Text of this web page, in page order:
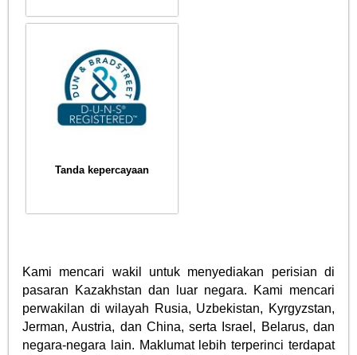
Tanda kepercayaan
Kami mencari wakil untuk menyediakan perisian di
pasaran Kazakhstan dan luar negara. Kami mencari
perwakilan di wilayah Rusia, Uzbekistan, Kyrgyzstan,
Jerman, Austria, dan China, serta Israel, Belarus, dan
negara-negara lain. Maklumat lebih terperinci terdapat